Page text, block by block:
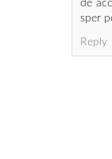
de
sper
Reply